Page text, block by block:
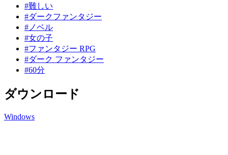
#難しい
#ダークファンタジー
#ノベル
#女の子
#ファンタジー RPG
#ダーク ファンタジー
#60分
ダウンロード
Windows